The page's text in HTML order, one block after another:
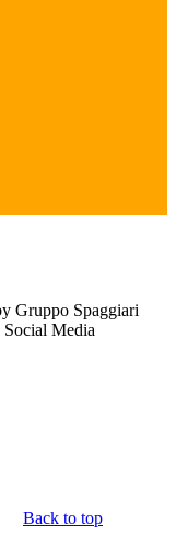
Gruppo Spaggiari
Media
Back to top